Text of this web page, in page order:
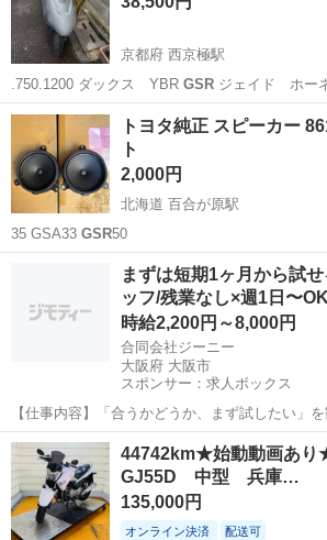
京都府 西京極駅
.750.1200 ダックス YBR GSRジェイド ホー
京都 京都市 西京極駅 ヤマハ
トヨタ純正 スピーカー
ト
2,000円
北海道 百合が原駅
35 GSA33 GSR50
百合が原駅 カーオーデ
まずは短期1ヶ月から試
ッフ/残業なし×週1日〜
時給2,200円～8,000円
合同会社ジーニー
大阪府 大阪市
スポンサー：求人ボックス
【仕事内容】「合うかどうか、まず試したい」
メディアやサービスの魅力をお客様へご案内・
フ。3ヶ月の短期からスタートできるので、「
という方も気軽に始められます。もちろん長...
アルバイト・パート / 業務委託
44742km★始動動画あり★ スズキ
GJ55D 中型 兵庫…
135,000円
オンライン決済 配送可